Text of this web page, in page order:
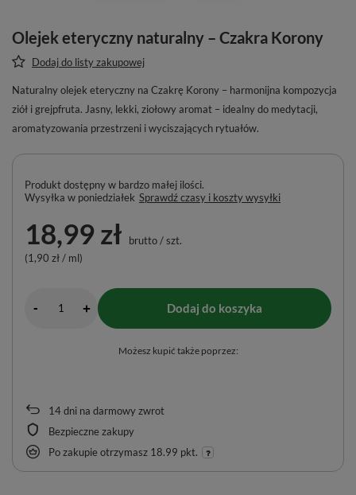
Olejek eteryczny naturalny – Czakra Korony
Dodaj do listy zakupowej
Naturalny olejek eteryczny na Czakrę Korony – harmonijna kompozycja
ziół i grejpfruta. Jasny, lekki, ziołowy aromat – idealny do medytacji,
aromatyzowania przestrzeni i wyciszających rytuałów.
14dni na darmowy zwrot
Bezpieczne zakupy
Po zakupie otrzymasz 18.99 pkt.
Produkt dostępny w bardzo małej ilości
Wysyłka w poniedziałek Sprawdź czasy i koszty wysyłki
18,99 zł brutto/szt.
(1,90 zł / ml)
- + Dodaj do koszyka
Możesz kupić także poprzez: